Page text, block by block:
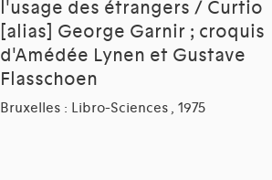
l'usage des étrangers / Curtio
[alias] George Garnir ; croquis
d'Amédée Lynen et Gustave
Flasschoen
Bruxelles : Libro-Sciences , 1975